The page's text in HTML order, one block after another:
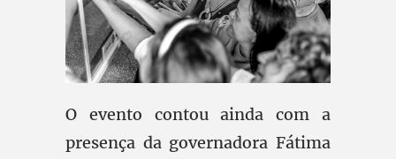
O evento contou ainda com a
presença da governadora Fátima